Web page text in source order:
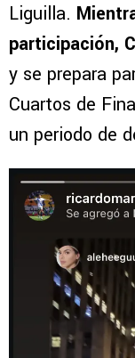
Liguilla.
participación,
y se prepara
Cuartos de
un periodo de